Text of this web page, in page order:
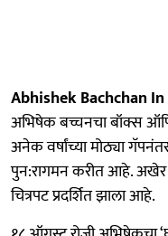
Abhishek Bachchan
अभिषेक बच्चनचा बॉक्स
अनेक वर्षांच्या मोठ्या
पुन:रागमन करीत आहे.
चित्रपट प्रदर्शित झाला आहे.